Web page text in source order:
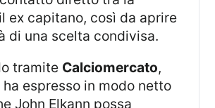
ex capitano, così da aprire
di una scelta condivisa.
tramite Calciomercato,
espresso in modo netto
John Elkann possa